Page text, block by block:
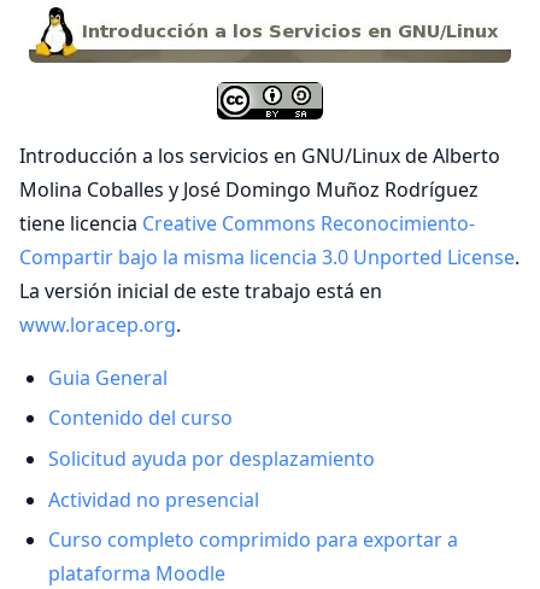
Introducción a los servicios en GNU/Linux de Alberto
Molina Coballes y José Domingo Muñoz Rodríguez
tiene licencia Creative Commons Reconocimiento-
Compartir bajo la misma licencia 3.0 Unported License.
La versión inicial de este trabajo está en
www.loracep.org.
Guia General
Contenido del curso
Solicitud ayuda por desplazamiento
Actividad no presencial
Curso completo comprimido para exportar a
plataforma Moodle